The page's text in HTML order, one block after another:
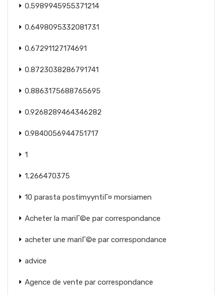
0.5989945955371214
0.6498095332081731
0.67291127174691
0.8723038286791741
0.8863175688765695
0.9268289464346282
0.9840056944751717
1
1,266470375
10 parasta postimyyntiГ¤ morsiamen
Acheter la mariГ©e par correspondance
acheter une mariГ©e par correspondance
advice
Agence de vente par correspondance